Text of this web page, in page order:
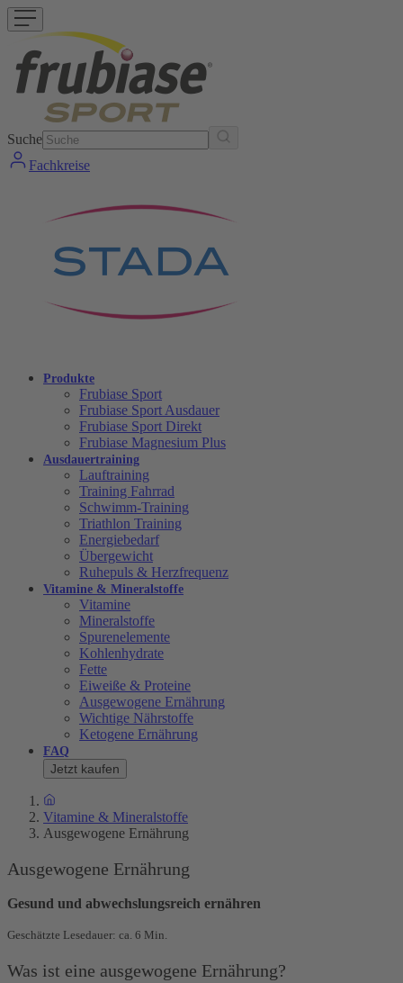
Suche
Fachkreise
Produkte
Frubiase Sport
Frubiase Sport Ausdauer
Frubiase Sport Direkt
Frubiase Magnesium Plus
Ausdauertraining
Lauftraining
Training Fahrrad
Schwimm-Training
Triathlon Training
Energiebedarf
Übergewicht
Ruhepuls & Herzfrequenz
Vitamine & Mineralstoffe
Vitamine
Mineralstoffe
Spurenelemente
Kohlenhydrate
Fette
Eiweiße & Proteine
Ausgewogene Ernährung
Wichtige Nährstoffe
Ketogene Ernährung
FAQ
Jetzt kaufen
Vitamine & Mineralstoffe
Ausgewogene Ernährung
Ausgewogene Ernährung
Gesund und abwechslungsreich ernähren
Geschätzte Lesedauer: ca. 6 Min.
Was ist eine ausgewogene Ernährung?